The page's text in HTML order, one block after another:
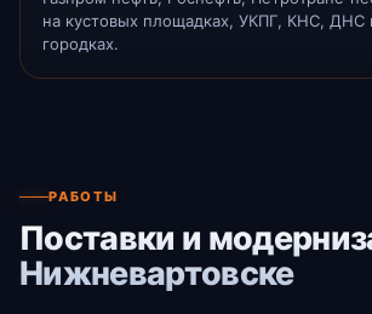
на кустовых площадках, УКПГ, КНС, ДНС
городках.
РАБОТЫ
Поставки и
Нижневартовске